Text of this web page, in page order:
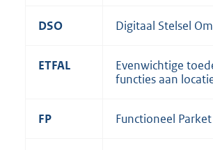
DSO Digitaal Stelsel
ETFAL
Evenwichtige
functies aan
FP Functioneel Parket